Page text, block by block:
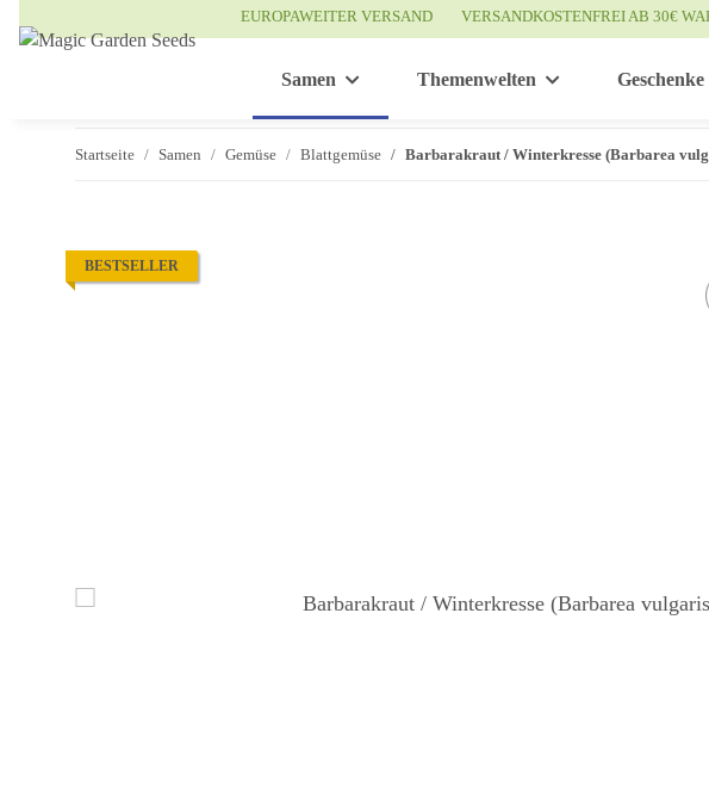
EUROPAWEITER VERSAND VERSANDKOSTENFREI AB 30€
Samen Themenwelten Geschenke
Startseite Samen Gemüse Blattgemüse Barbarakraut / Winterkresse (Barbarea
BESTSELLER